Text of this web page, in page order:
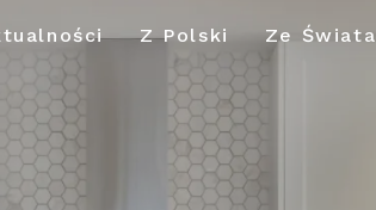
Z Polski Ze Świata